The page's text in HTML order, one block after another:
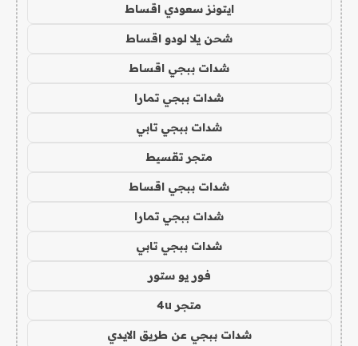
ايتونز سعودي اقساط
شحن يلا لودو اقساط
شدات ببجي اقساط
شدات ببجي تمارا
شدات ببجي تابي
متجر تقسيط
شدات ببجي اقساط
شدات ببجي تمارا
شدات ببجي تابي
فور يو ستور
متجر 4u
شدات ببجي عن طريق الايدي